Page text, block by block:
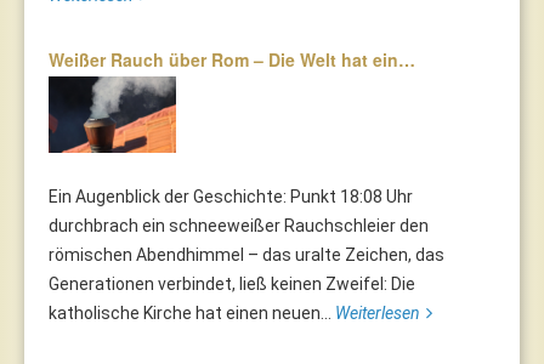
Weißer Rauch über Rom – Die Welt hat ein…
Ein Augenblick der Geschichte: Punkt 18:08 Uhr
durchbrach ein schneeweißer Rauchschleier den
römischen Abendhimmel – das uralte Zeichen, das
Generationen verbindet, ließ keinen Zweifel: Die
katholische Kirche hat einen neuen... Weiterlesen